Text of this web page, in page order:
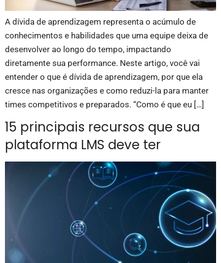
A dívida de aprendizagem representa o acúmulo de
conhecimentos e habilidades que uma equipe deixa de
desenvolver ao longo do tempo, impactando
diretamente sua performance. Neste artigo, você vai
entender o que é dívida de aprendizagem, por que ela
cresce nas organizações e como reduzi-la para manter
times competitivos e preparados. “Como é que eu […]
15 principais recursos que sua
plataforma LMS deve ter